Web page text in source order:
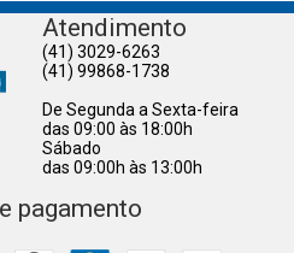
Atendimento
(41) 3029-6263
(41) 99868-1738
De Segunda a Sexta-feira
das 09:00 às 18:00h
Sábado
das 09:00h às 13:00h
pagamento